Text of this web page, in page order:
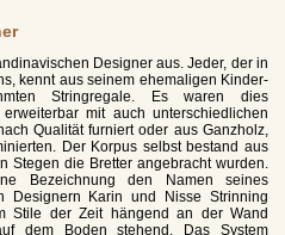
Designer aus. Jeder, der in
kennt aus seinem ehemaligen Kinder-
Stringregale. Es waren dies
mit auch unterschiedlichen
Qualität furniert oder aus Ganzholz,
Der Korpus selbst bestand aus
Stegen die Bretter angebracht wurden.
Bezeichnung den Namen seines
Designern Karin und Nisse Strinning
Stile der Zeit hängend an der Wand
dem Boden stehend. Das System